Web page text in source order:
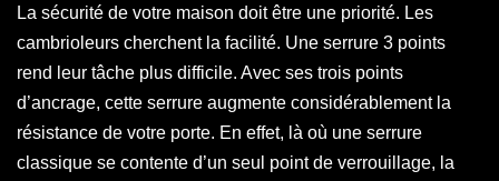
La sécurité de votre maison doit être une priorité. Les
cambrioleurs cherchent la facilité. Une serrure 3 points
rend leur tâche plus difficile. Avec ses trois points
d’ancrage, cette serrure augmente considérablement la
résistance de votre porte. En effet, là où une serrure
classique se contente d’un seul point de verrouillage, la